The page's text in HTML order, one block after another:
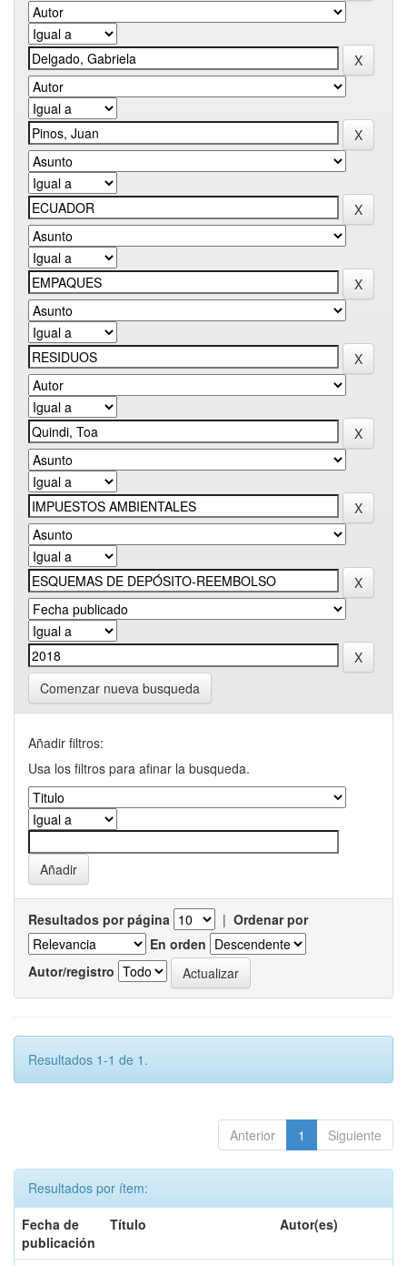
Comenzar nueva busqueda
Añadir filtros:
Usa los filtros para afinar la busqueda.
Resultados por página | Ordenar por
En orden
Autor/registro
Resultados 1-1 de 1.
Anterior 1 Siguiente
Resultados por ítem:
Fecha de
publicación
Título Autor(es)